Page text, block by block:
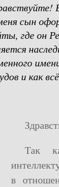
сын
где он
и как
Так
в